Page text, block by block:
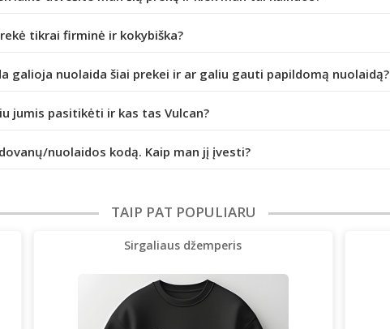
tikrai firminė ir kokybiška?
galioja nuolaida šiai prekei ir ar galiu gauti papildomą nuolaidą?
jumis pasitikėti ir kas tas Vulcan?
nuolaidos kodą. Kaip man jį įvesti?
TAIP PAT POPULIARU
Sirgaliaus džemperis